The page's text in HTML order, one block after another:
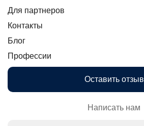
Для партнеров
Контакты
Блог
Профессии
Оставить отзыв
Написать нам